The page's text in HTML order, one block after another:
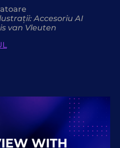
Accesoriu AI
van Vleuten